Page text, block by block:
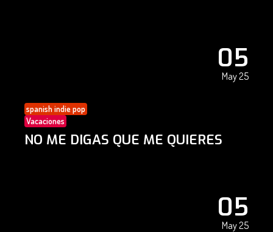
05
May 25
spanish indie pop
Vacaciones
NO ME DIGAS QUE ME QUIERES
05
May 25